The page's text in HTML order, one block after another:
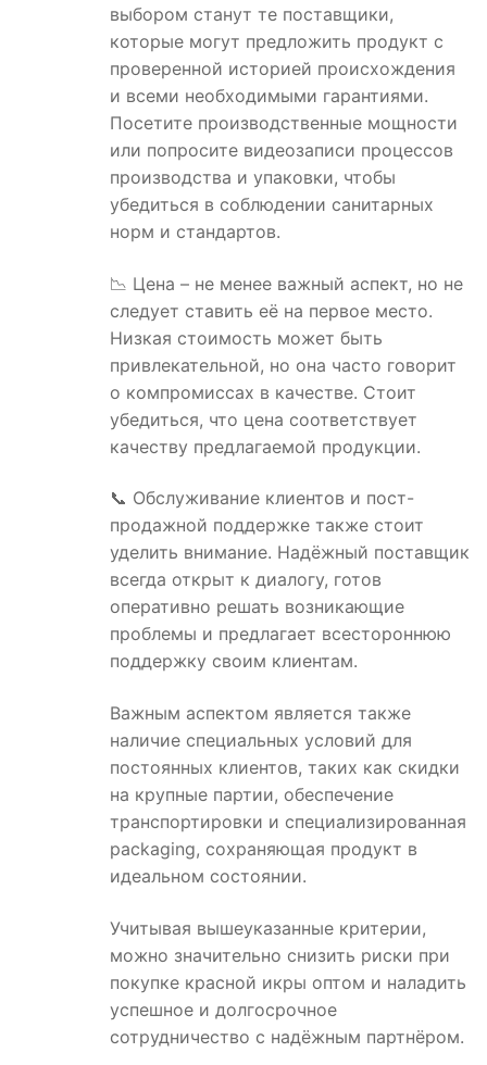
выбором станут те поставщики,
которые могут предложить продукт с
проверенной историей происхождения
и всеми необходимыми гарантиями.
Посетите производственные мощности
или попросите видеозаписи процессов
производства и упаковки, чтобы
убедиться в соблюдении санитарных
норм и стандартов.
📉 Цена – не менее важный аспект, но не
следует ставить её на первое место.
Низкая стоимость может быть
привлекательной, но она часто говорит
о компромиссах в качестве. Стоит
убедиться, что цена соответствует
качеству предлагаемой продукции.
📞 Обслуживание клиентов и пост-
продажной поддержке также стоит
уделить внимание. Надёжный поставщик
всегда открыт к диалогу, готов
оперативно решать возникающие
проблемы и предлагает всестороннюю
поддержку своим клиентам.
Важным аспектом является также
наличие специальных условий для
постоянных клиентов, таких как скидки
на крупные партии, обеспечение
транспортировки и специализированная
packaging, сохраняющая продукт в
идеальном состоянии.
Учитывая вышеуказанные критерии,
можно значительно снизить риски при
покупке красной икры оптом и наладить
успешное и долгосрочное
сотрудничество с надёжным партнёром.